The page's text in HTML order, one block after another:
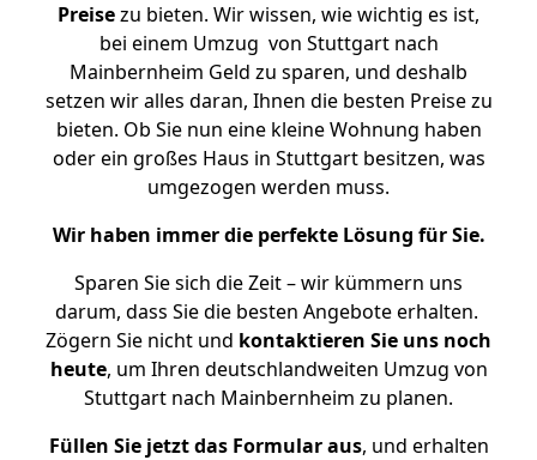
Preisezu bieten. Wir wissen, wie wichtig es ist,
bei einem Umzug von Stuttgart nach
Mainbernheim Geld zu sparen, und deshalb
setzen wir alles daran, Ihnen die besten Preise zu
bieten. Ob Sie nun eine kleine Wohnung haben
oder ein großes Haus in Stuttgart besitzen, was
umgezogen werden muss.
Wir haben immer die perfekte Lösung für Sie.
Sparen Sie sich die Zeit – wir kümmern uns
darum, dass Sie die besten Angebote erhalten.
Zögern Sie nicht und kontaktieren Sie uns noch
heute, um Ihren deutschlandweiten Umzug von
Stuttgart nach Mainbernheim zu planen.
Füllen Sie jetzt das Formular aus, und erhalten